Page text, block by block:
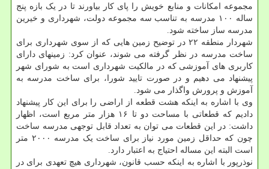
مجموعه امکانات و منابع خویش را پای کار بیاورند تا در یک بازه پنج
ساله ۱۰۰ مدرسه به تناسب سه مجموعه دولت، شهرداری و خیرین
مدرسه ساز ساخته شود.
شهردار منطقه ۲۲ در توضیح زمین هایی که از سوی شهرداری برای
ساخت مدرسه در نظر گرفته می شوند، عنوان کرد: زمینهای دارای
کاربری های آموزشی که در مالکیت شهرداری است به شورای شهر
پیشنهاد می دهیم و در صورت تایید شورا، برای ساخت مدرسه به
آموزش و پرورش واگذار می شود.
وی با اشاره به اینکه هشت قطعه از اراضی را برای این کار پیشنهاد
دادیم که قطعاتی با مساحت دو تا ۱۶ هزار متر مربع است، اظهار
داشت: در این قطعات می توان به تعداد قابل توجهی مدرسه ساخت
چون که حداقل زمین مورد نیاز برای ساخت یک مدرسه ۲۰۰۰ متر
است البته این مساله احتیاج به اعتبار دارد.
نوذرپور با اشاره به اینکه حسب قانون، شهرداری هیچ تعهدی برای در